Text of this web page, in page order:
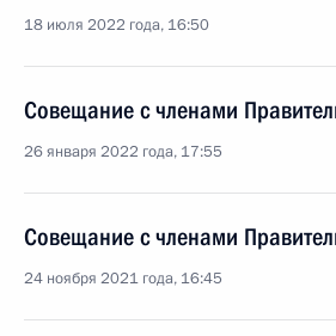
18 июля 2022 года, 16:50
Совещание с членами
26 января 2022 года, 17:55
Совещание с членами
24 ноября 2021 года, 16:45